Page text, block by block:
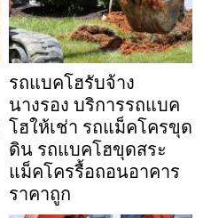
รถแบคโฮรับจ้าง
นางรอง บริการรถแบค
โฮให้เช่า รถแม็คโครขุด
ดิน รถแบคโฮขุดสระ
แม็คโครรื้อถอนอาคาร
ราคาถูก